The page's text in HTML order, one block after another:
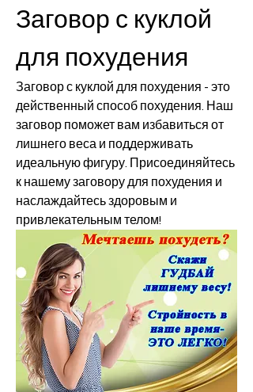
Заговор с куклой
для похудения
Заговор с куклой для похудения - это
действенный способ похудения. Наш
заговор поможет вам избавиться от
лишнего веса и поддерживать
идеальную фигуру. Присоединяйтесь
к нашему заговору для похудения и
наслаждайтесь здоровым и
привлекательным телом!